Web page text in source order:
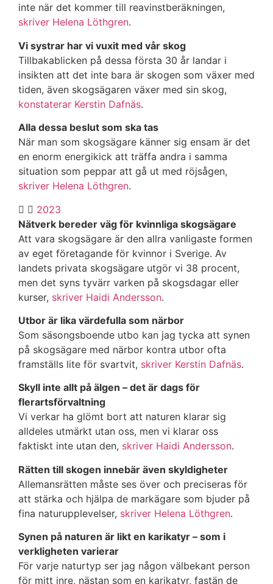
inte när det kommer till reavinstberäkningen,
skriver Helena Löthgren.
Vi systrar har vi vuxit med vår skog
Tillbakablicken på dessa första 30 år landar i
insikten att det inte bara är skogen som växer med
tiden, även skogsägaren växer med sin skog,
konstaterar Kerstin Dafnäs.
Alla dessa beslut som ska tas
När man som skogsägare känner sig ensam är det
en enorm energikick att träffa andra i samma
situation som peppar att gå ut med röjsågen,
skriver Helena Löthgren.
2023
Nätverk bereder väg för kvinnliga skogsägare
Att vara skogsägare är den allra vanligaste formen
av eget företagande för kvinnor i Sverige. Av
landets privata skogsägare utgör vi 38 procent,
men det syns tyvärr varken på skogsdagar eller
kurser, skriver Haidi Andersson.
Utbor är lika värdefulla som närbor
Som säsongsboende utbo kan jag tycka att synen
på skogsägare med närbor kontra utbor ofta
framställs lite för svartvit, skriver Kerstin Dafnäs.
Skyll inte allt på älgen – det är dags för
flerartsförvaltning
Vi verkar ha glömt bort att naturen klarar sig
alldeles utmärkt utan oss, men vi klarar oss
faktiskt inte utan den, skriver Haidi Andersson.
Rätten till skogen innebär även skyldigheter
Allemansrätten måste ses över och preciseras för
att stärka och hjälpa de markägare som bjuder på
fina naturupplevelser, skriver Helena Löthgren.
Synen på naturen är likt en karikatyr – som i
verkligheten varierar
För varje naturtyp ser jag någon välbekant person
för mitt inre, nästan som en karikatyr, fastän de